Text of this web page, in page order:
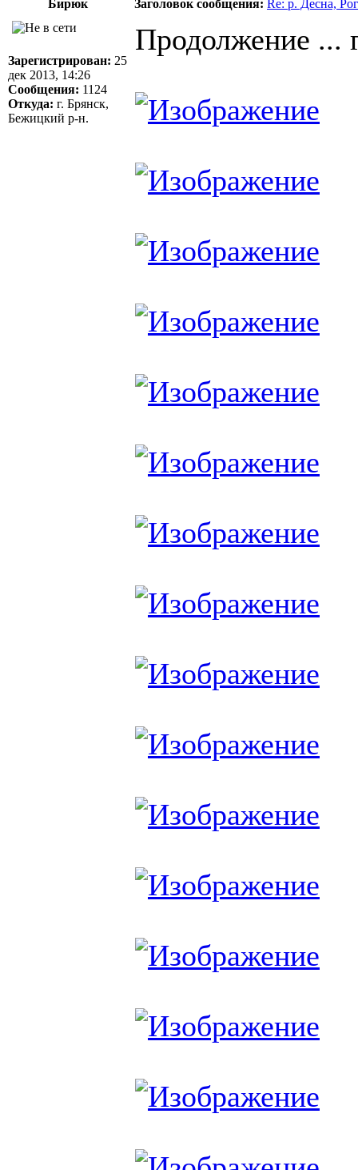
Бирюк Заголовок сообщения: Re: р. Десна,
Зарегистрирован: 25
дек 2013, 14:26
Сообщения: 1124
Откуда: г. Брянск,
Бежицкий р-н.
Продолжение ...